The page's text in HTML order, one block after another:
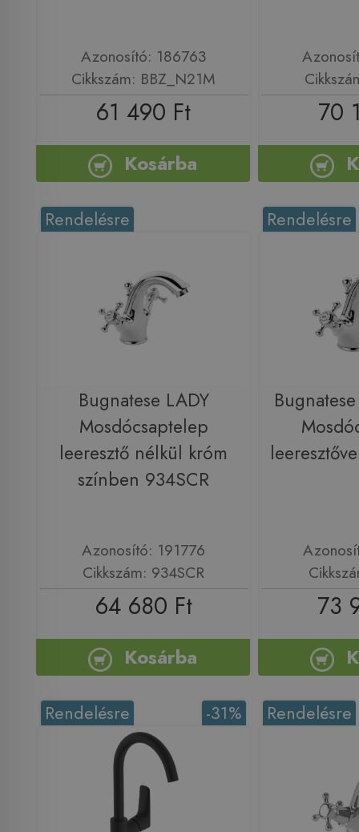
Azonosító: 186763
Cikkszám: BBZ_N21M
61 490 Ft
Kosárba
70
Rendelésre
Bugnatese LADY
Mosdócsaptelep
leeresztő nélkül króm
színben 934SCR
Azonosító: 191776
Cikkszám: 934SCR
64 680 Ft
Kosárba
Rendelésre
73
-31%
Rendelésre Rendelésre